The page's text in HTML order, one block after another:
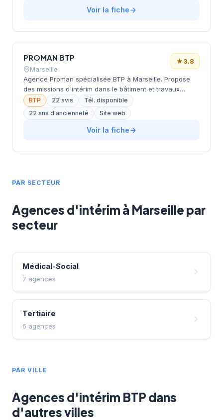
Voir la fiche
PROMAN BTP
Marseille
★3.8
Agence Proman spécialisée BTP à Marseille. Propose
des missions d'intérim dans le bâtiment et travaux
publics.
BTP 22 avis
Tél. disponible
22 ans d'ancienneté
Site web
Voir la fiche
PAR SECTEUR
Agences d'intérim à Marseille par
secteur
Médical-Social
7 agences
Tertiaire
6 agences
PAR VILLE
Agences d'intérim BTP dans
d'autres villes